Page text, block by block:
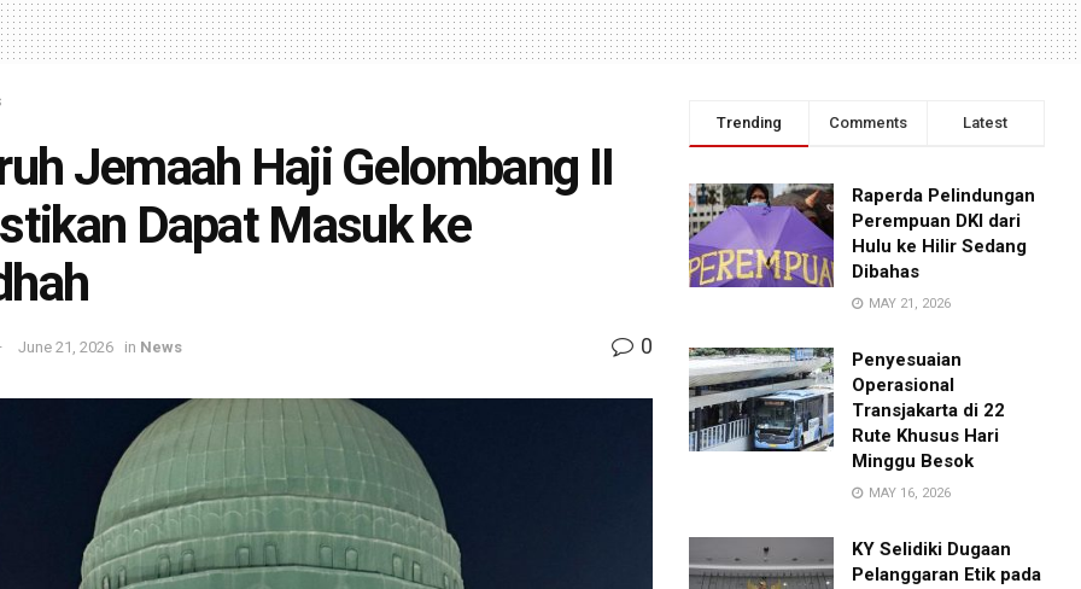
Jemaah Haji Gelombang II
Dapat Masuk ke
June 21, 2026 in News 0
Trending Comments Latest
Raperda Pelindungan
Perempuan DKI dari
Hulu ke Hilir Sedang
Dibahas
MAY 21, 2026
Penyesuaian
Operasional
Transjakarta di 22
Rute Khusus Hari
Minggu Besok
MAY 16, 2026
KY Selidiki Dugaan
Pelanggaran Etik pada